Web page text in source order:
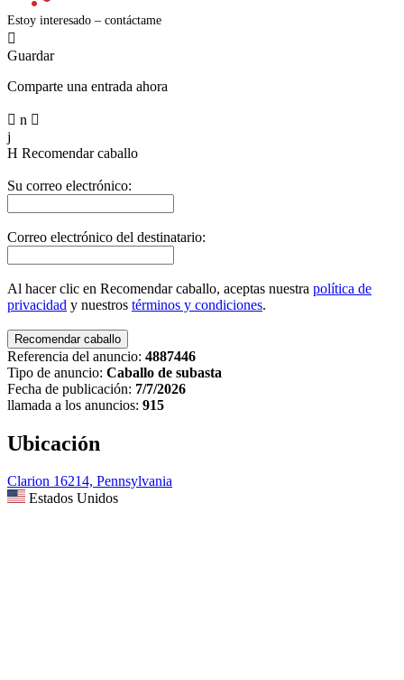
Estoy interesado – contáctame

Guardar
Comparte una entrada ahora
 n 
j
H Recomendar caballo
Su correo electrónico:
Correo electrónico del destinatario:
Al hacer clic en Recomendar caballo, aceptas nuestra política de
privacidad y nuestros términos y condiciones.
Referencia del anuncio: 4887446
Tipo de anuncio: Caballo de subasta
Fecha de publicación: 7/7/2026
llamada a los anuncios: 915
Ubicación
Clarion 16214, Pennsylvania
Estados Unidos